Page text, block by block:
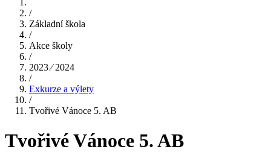
/
Základní škola
/
Akce školy
/
2023 ⁄ 2024
/
Exkurze a výlety
/
Tvořivé Vánoce 5. AB
Tvořivé Vánoce 5. AB